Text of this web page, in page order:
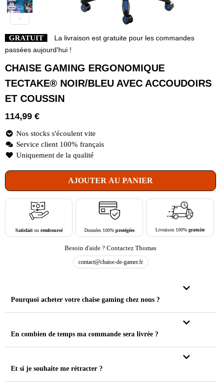
GRATUIT
La livraison est gratuite pour les commandes
passées aujourd'hui !
CHAISE GAMING ERGONOMIQUE
TECTAKE® NOIR/BLEU AVEC ACCOUDOIRS
ET COUSSIN
114,99 €
Nos stocks s'écoulent vite
Service client 100% français
Uniquement de la qualité
AJOUTER AU PANIER
Satisfaitou remboursé Données 100% protégées Livraison 100%gratuite
Besoin d'aide ? Contactez Thomas
contact@chaise-de-gamer.fr
Pourquoi acheter votre chaise gaming chez nous ?
En combien de temps ma commande sera livrée ?
Et si je souhaite me rétracter ?